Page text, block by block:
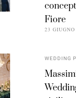
Fiore
23
WEDDING